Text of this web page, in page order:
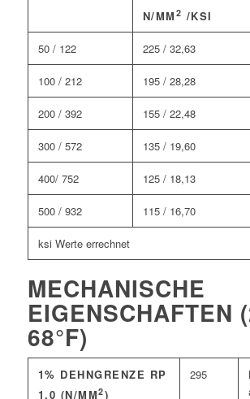
N/MM 2 /KSI
50 / 122 225 / 32,63
100 / 212 195 / 28,28
200 / 392 155 / 22,48
300 / 572 135 / 19,60
400/ 752 125 / 18,13
500 / 932 115 / 16,70
ksi Werte errechnet
MECHANISCHE
EIGENSCHAFTEN
68°F)
1% DEHNGRENZE RP
1,0 (N/MM2)
295